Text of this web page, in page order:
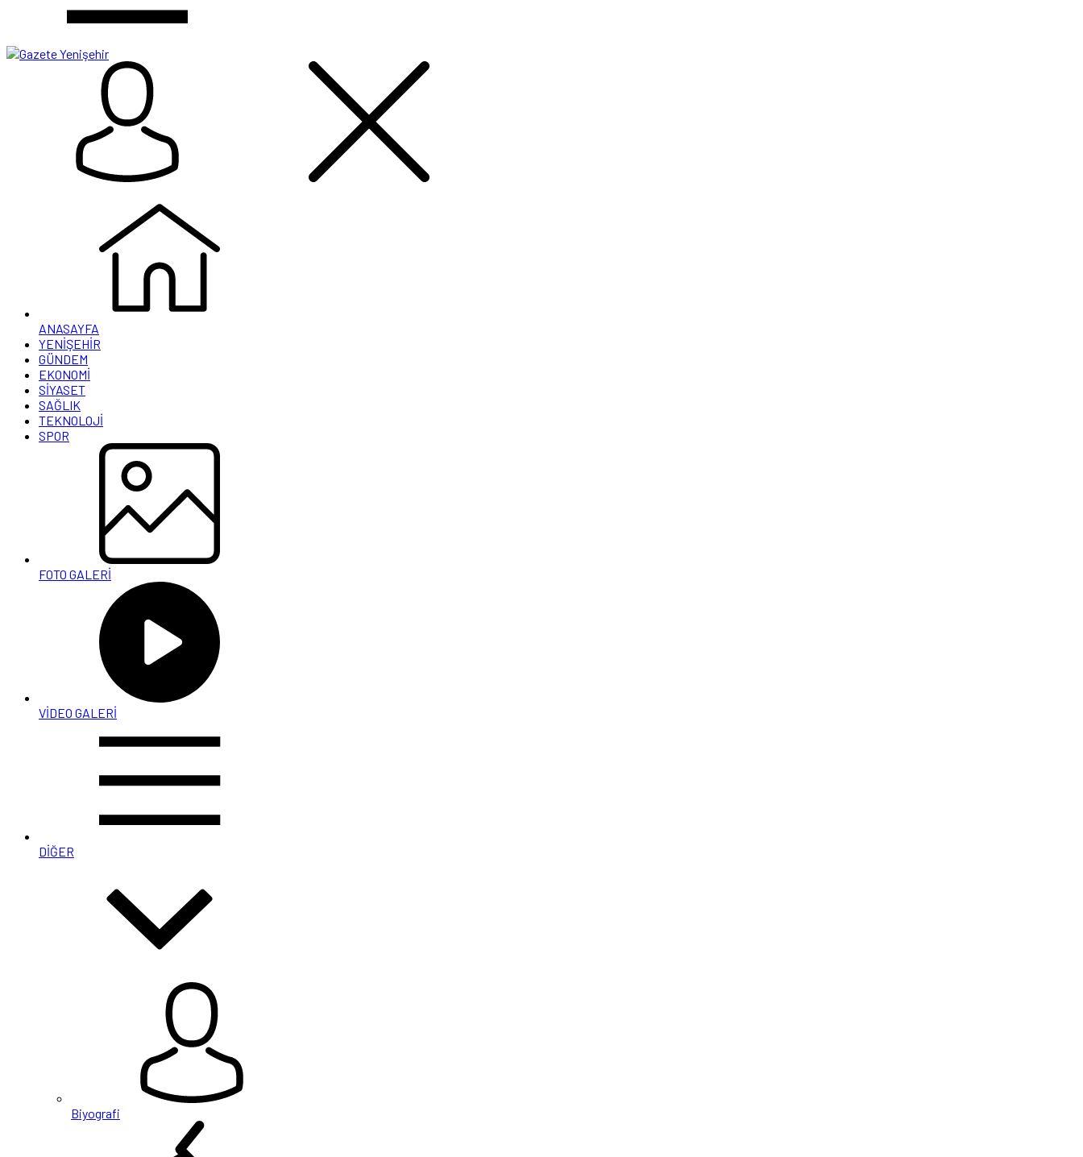
ANASAYFA
YENİŞEHİR
GÜNDEM
EKONOMİ
SİYASET
SAĞLIK
TEKNOLOJİ
SPOR
FOTO GALERİ
VİDEO GALERİ
DİĞER
Biyografi